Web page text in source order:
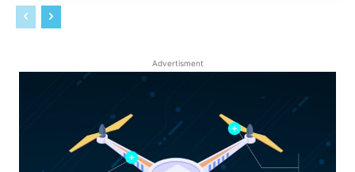
Advertisment